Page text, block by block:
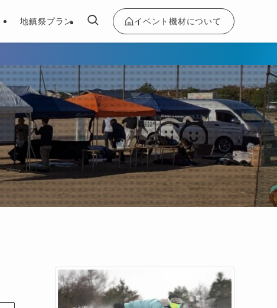
地鎮祭プラン イベント機材について